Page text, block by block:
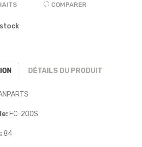
COMPARER
DÉTAILS DU PRODUIT
FC-200S
84